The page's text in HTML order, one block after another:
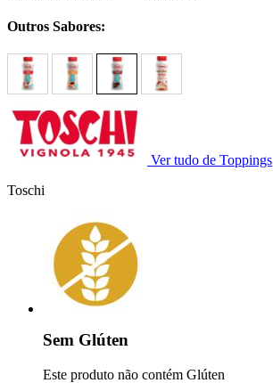
Outros Sabores:
Ver tudo de Toppings
Toschi
Sem Glúten
Este produto não contém Glúten